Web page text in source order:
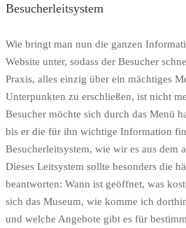
Besucherleitsystem
Wie bringt man nun die ganzen
Website unter, sodass der Besucher
Praxis, alles einzig über ein mächtiges
Unterpunkten zu erschließen, ist nicht
Besucher möchte sich durch das Menü
bis er die für ihn wichtige Information
Besucherleitsystem, wie wir es aus dem
Dieses Leitsystem sollte besonders die
beantworten: Wann ist geöffnet, was
sich das Museum, wie komme ich
und welche Angebote gibt es für